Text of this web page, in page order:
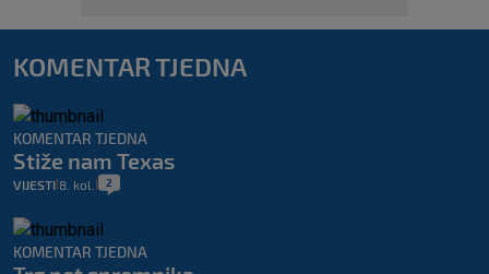
KOMENTAR TJEDNA
KOMENTAR TJEDNA
Stiže nam Texas
VIJESTI 8. kol. 2
KOMENTAR TJEDNA